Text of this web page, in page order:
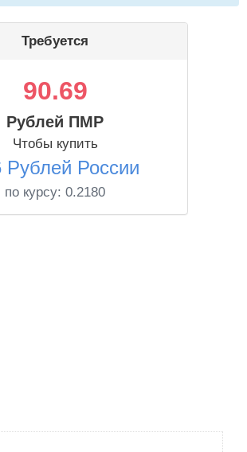
Требуется
90.69
Рублей ПМР
Чтобы купить
Рублей России
по курсу: 0.2180